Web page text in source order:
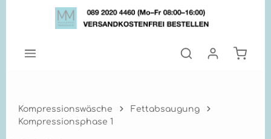
Zum Hauptinhalt springen
Kompressionswäsche
Fettabsaugung
Kompressionsphase 1